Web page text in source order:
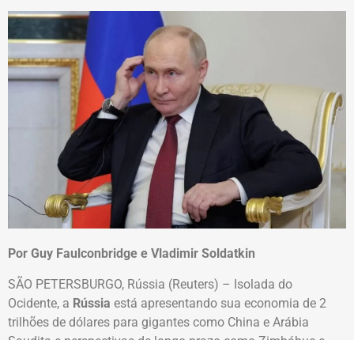
Por Guy Faulconbridge e Vladimir Soldatkin
SÃO PETERSBURGO, Rússia (Reuters) – Isolada do
Ocidente, a Rússia está apresentando sua economia de 2
trilhões de dólares para gigantes como China e Arábia